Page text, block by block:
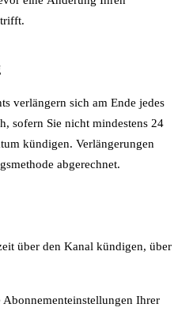
verlängern sich am Ende jedes
sofern Sie nicht mindestens 24
kündigen. Verlängerungen
abgerechnet.
über den Kanal kündigen, über
Ihrer